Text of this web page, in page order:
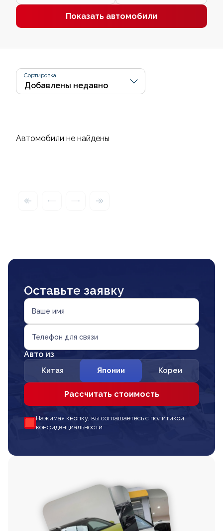
Показать автомобили
Сортировка
Автомобили не найдены
Оставьте заявку
Ваше имя
Телефон для связи
Авто из
Китая Японии Кореи
Рассчитать стоимость
Нажимая кнопку, вы соглашаетесь с политикой
конфиденциальности